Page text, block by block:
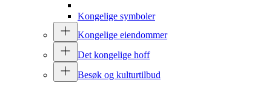
Kongelige symboler
Kongelige eiendommer
Det kongelige hoff
Besøk og kulturtilbud